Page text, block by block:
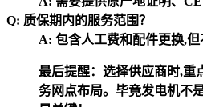
Q: 质保期内的服务范围？
A: 包含人工费和配件更换,
最后提醒：选择供应商时,重
务网点布局。毕竟发电机不